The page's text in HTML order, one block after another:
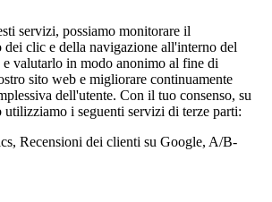
servizi, possiamo monitorare il
dei clic e della navigazione all'interno del
valutarlo in modo anonimo al fine di
sito web e migliorare continuamente
dell'utente. Con il tuo consenso, su
utilizziamo i seguenti servizi di terze parti:
Recensioni dei clienti su Google, A/B-